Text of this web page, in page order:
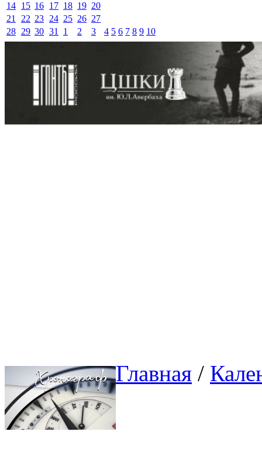
14 15 16 17 18 19 20
21
22 23 24 25 26 27
28 29 30 31 1 2 3 4 5 6 7 8 9 10
Главная /